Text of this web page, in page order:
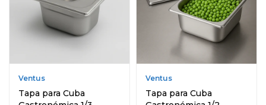
Ventus
Tapa para Cuba
Ventus
Tapa para Cuba